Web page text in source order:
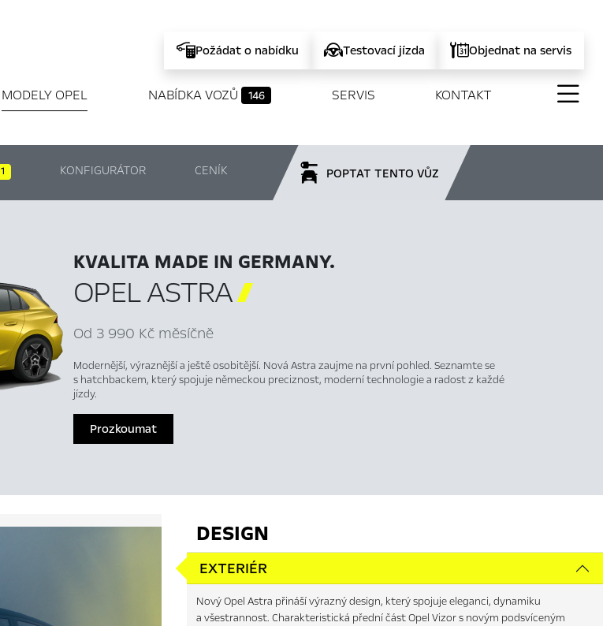
Požádat o nabídku Testovací jízda Objednat na servis
MODELY OPEL NABÍDKA VOZŮ 146 SERVIS KONTAKT
1 KONFIGURÁTOR CENÍK POPTAT TENTO VŮZ
KVALITA MADE IN GERMANY.
OPEL ASTRA
Od 3 990 Kč měsíčně
Modernější, výraznější a ještě osobitější. Nová Astra zaujme na první pohled. Seznamte se
s hatchbackem, který spojuje německou preciznost, moderní technologie a radost z každé
jízdy.
Prozkoumat
DESIGN
EXTERIÉR
Nový Opel Astra přináší výrazný design, který spojuje eleganci, dynamiku
a všestrannost. Charakteristická přední část Opel Vizor s novým podsvíceným